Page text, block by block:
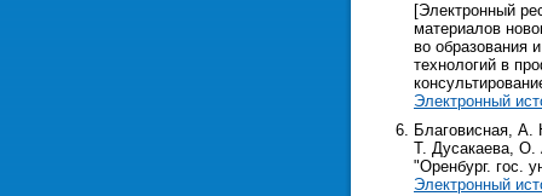
[Электронный
материалов
во образования
технологий в
Электронный
Благовисная, А.
Т. Дусакаева, О.
"Оренбург. гос.
Электронный